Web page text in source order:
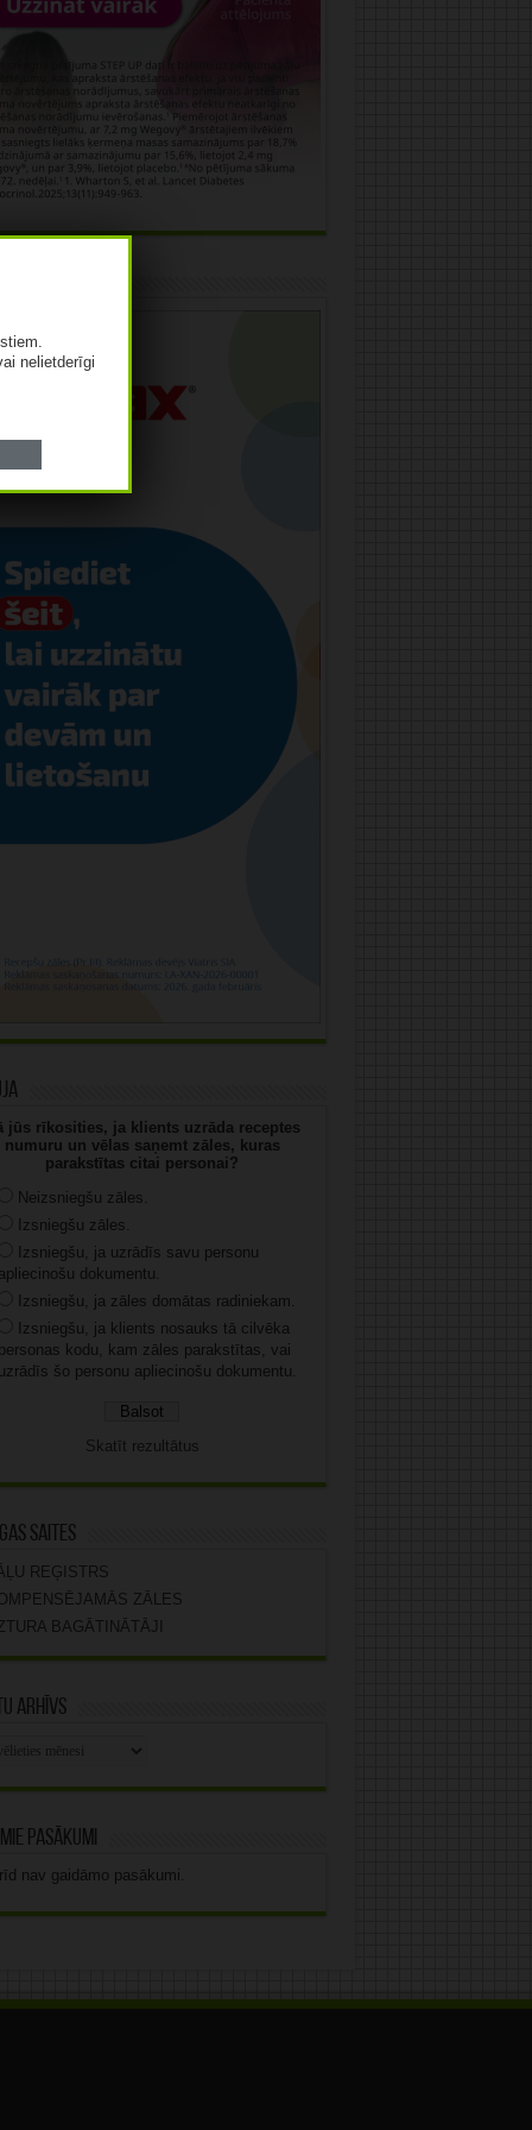
jūs rīkosities, ja klients uzrāda receptes
numuru un vēlas saņemt zāles, kuras
parakstītas citai personai?
Neizsniegšu zāles.
Izsniegšu zāles.
Izsniegšu, ja uzrādīs savu personu
dokumentu.
Izsniegšu, ja zāles domātas radiniekam.
Izsniegšu, ja klients nosauks tā cilvēka
kodu, kam zāles parakstītas, vai
šo personu apliecinošu dokumentu.
Skatīt rezultātus
saites
REĢISTRS
ZĀLES
BAGĀTINĀTĀJI
arhīvs
pasākumi
nav gaidāmo pasākumi.
nelietderīgi